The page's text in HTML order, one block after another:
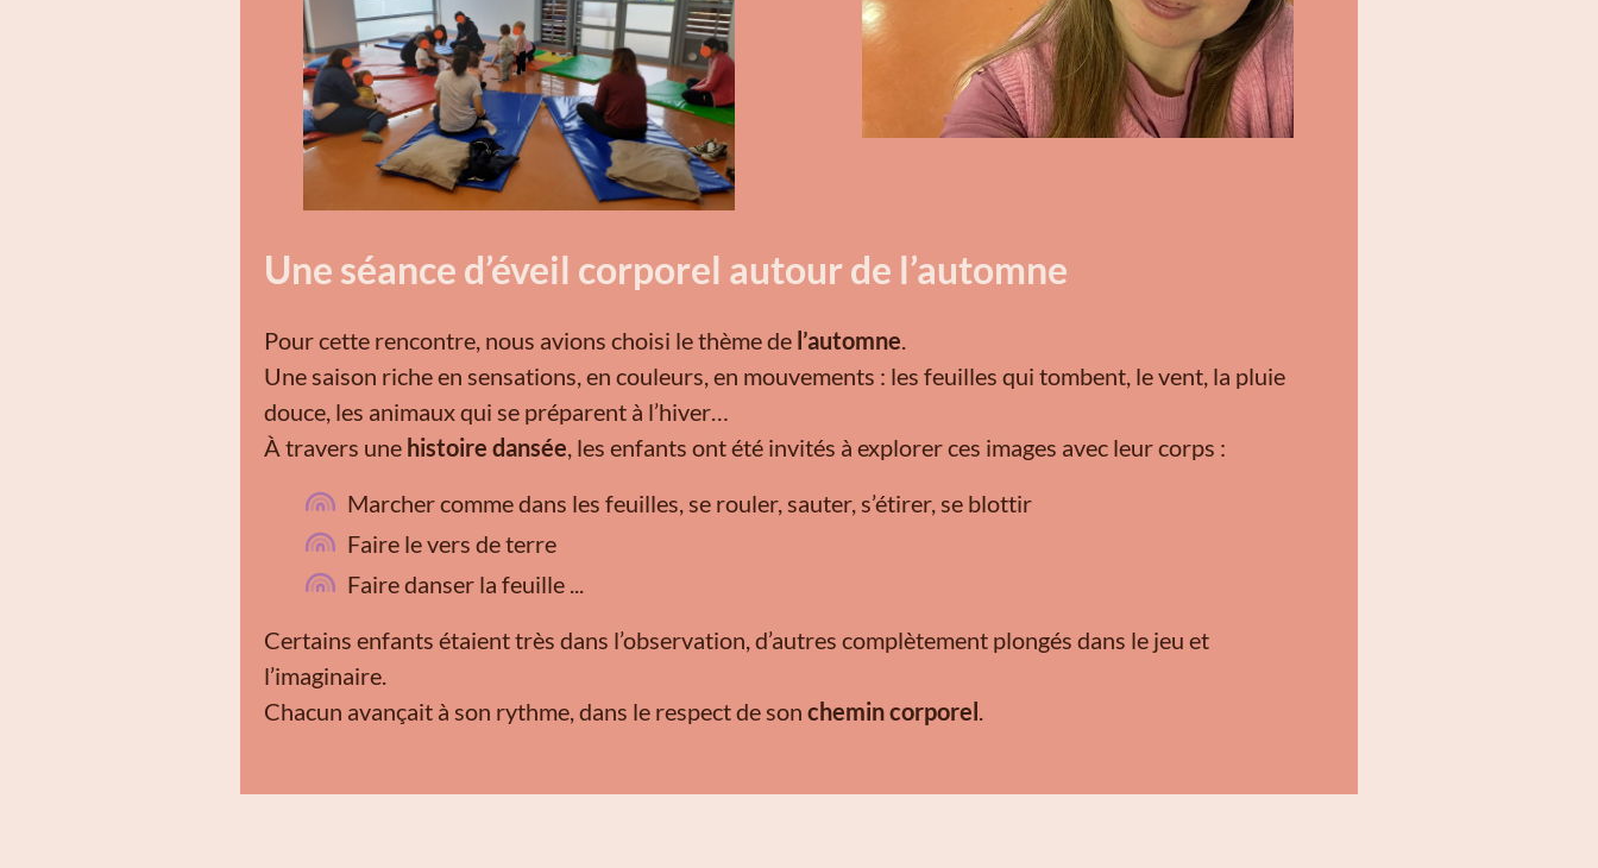
Une séance d’éveil corporel autour de l’automne
Pour cette rencontre, nous avions choisi le thème de l’automne
Une saison riche en sensations, en couleurs, en mouvements : les feuilles qui tombent, le vent, la pluie
douce, les animaux qui se préparent à l’hiver…
À travers une histoire dansée , les enfants ont été invités à explorer ces images avec leur corps :
Marcher comme dans les feuilles, se rouler, sauter, s’étirer, se blottir
Faire le vers de terre
Faire danser la feuille ...
Certains enfants étaient très dans l’observation, d’autres complètement plongés dans le jeu et
l’imaginaire.
Chacun avançait à son rythme, dans le respect de son chemin corporel